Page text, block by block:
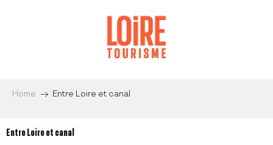
Home Entre Loire et canal
Entre Loire et canal